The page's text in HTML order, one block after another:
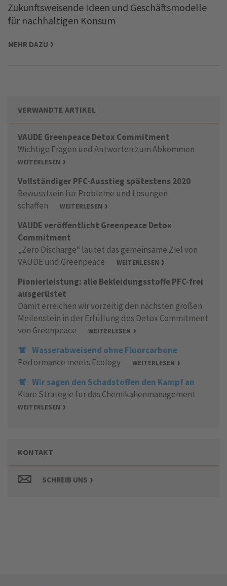
Zukunftsweisende Ideen und Geschäftsmodelle
für nachhaltigen Konsum
MEHR DAZU
VERWANDTE ARTIKEL
VAUDE Greenpeace Detox Commitment
Wichtige Fragen und Antworten zum Abkommen
WEITERLESEN
Vollständiger PFC-Ausstieg spätestens 2020
Bewusstsein für Probleme und Lösungen
schaffen
WEITERLESEN
VAUDE veröffentlicht Greenpeace Detox
Commitment
„Zero Discharge“ lautet das gemeinsame Ziel von
VAUDE und Greenpeace
WEITERLESEN
Pionierleistung: alle Bekleidungsstoffe PFC-frei
ausgerüstet
Damit erreichen wir vorzeitig den nächsten großen
Meilenstein in der Erfüllung des Detox Commitment
von Greenpeace
WEITERLESEN
Wasserabweisend ohne Fluorcarbone
Performance meets Ecology
WEITERLESEN
Wir sagen den Schadstoffen den Kampf an
Klare Strategie für das Chemikalienmanagement
WEITERLESEN
KONTAKT
SCHREIB UNS